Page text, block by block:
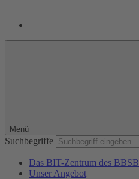
Menü
Suchbegriffe
Das BIT-Zentrum des BBSB
Unser Angebot